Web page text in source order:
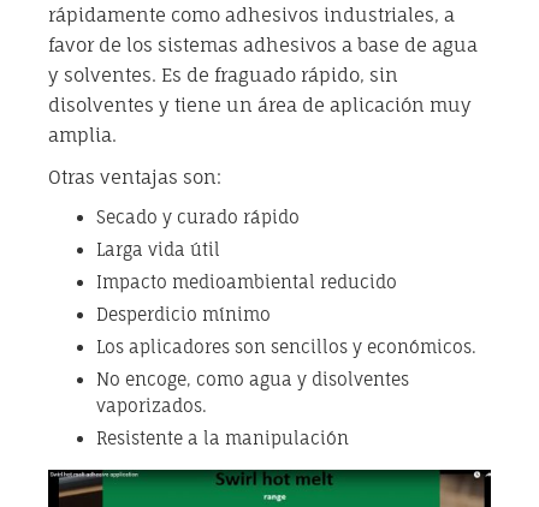
rápidamente como adhesivos industriales, a
favor de los sistemas adhesivos a base de agua
y solventes. Es de fraguado rápido, sin
disolventes y tiene un área de aplicación muy
amplia.
Otras ventajas son:
Secado y curado rápido
Larga vida útil
Impacto medioambiental reducido
Desperdicio mínimo
Los aplicadores son sencillos y económicos.
No encoge, como agua y disolventes
vaporizados.
Resistente a la manipulación